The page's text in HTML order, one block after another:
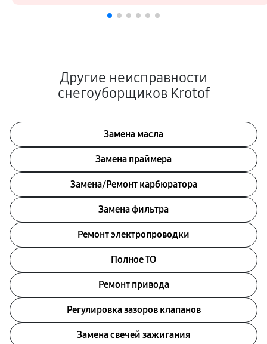
Другие неисправности
снегоуборщиков Krotof
Замена масла
Замена праймера
Замена/Pемонт карбюратора
Замена фильтра
Ремонт электропроводки
Полное ТО
Ремонт привода
Регулировка зазоров клапанов
Замена свечей зажигания